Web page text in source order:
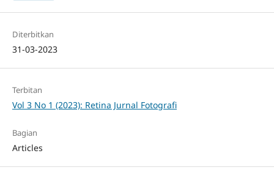
Diterbitkan
31-03-2023
Terbitan
Vol 3 No 1 (2023): Retina Jurnal Fotografi
Bagian
Articles